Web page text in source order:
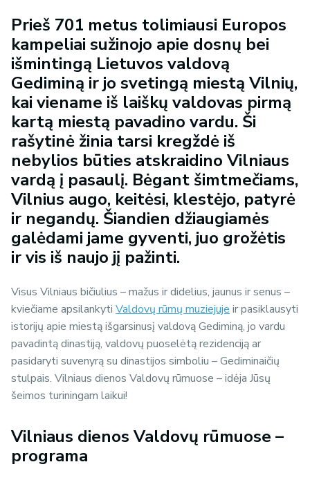
Prieš 701 metus tolimiausi Europos
kampeliai sužinojo apie dosnų bei
išmintingą Lietuvos valdovą
Gediminą ir jo svetingą miestą Vilnių,
kai viename iš laiškų valdovas pirmą
kartą miestą pavadino vardu. Ši
rašytinė žinia tarsi kregždė iš
nebylios būties atskraidino Vilniaus
vardą į pasaulį. Bėgant šimtmečiams,
Vilnius augo, keitėsi, klestėjo, patyrė
ir negandų. Šiandien džiaugiamės
galėdami jame gyventi, juo grožėtis
ir vis iš naujo jį pažinti.
Visus Vilniaus bičiulius – mažus ir didelius, jaunus ir senus –
kviečiame apsilankyti Valdovų rūmų muziejuje ir pasiklausyti
istorijų apie miestą išgarsinusį valdovą Gediminą, jo vardu
pavadintą dinastiją, valdovų puoselėtą rezidenciją ar
pasidaryti suvenyrą su dinastijos simboliu – Gediminaičių
stulpais. Vilniaus dienos Valdovų rūmuose – idėja Jūsų
šeimos turiningam laikui!
Vilniaus dienos Valdovų rūmuose –
programa